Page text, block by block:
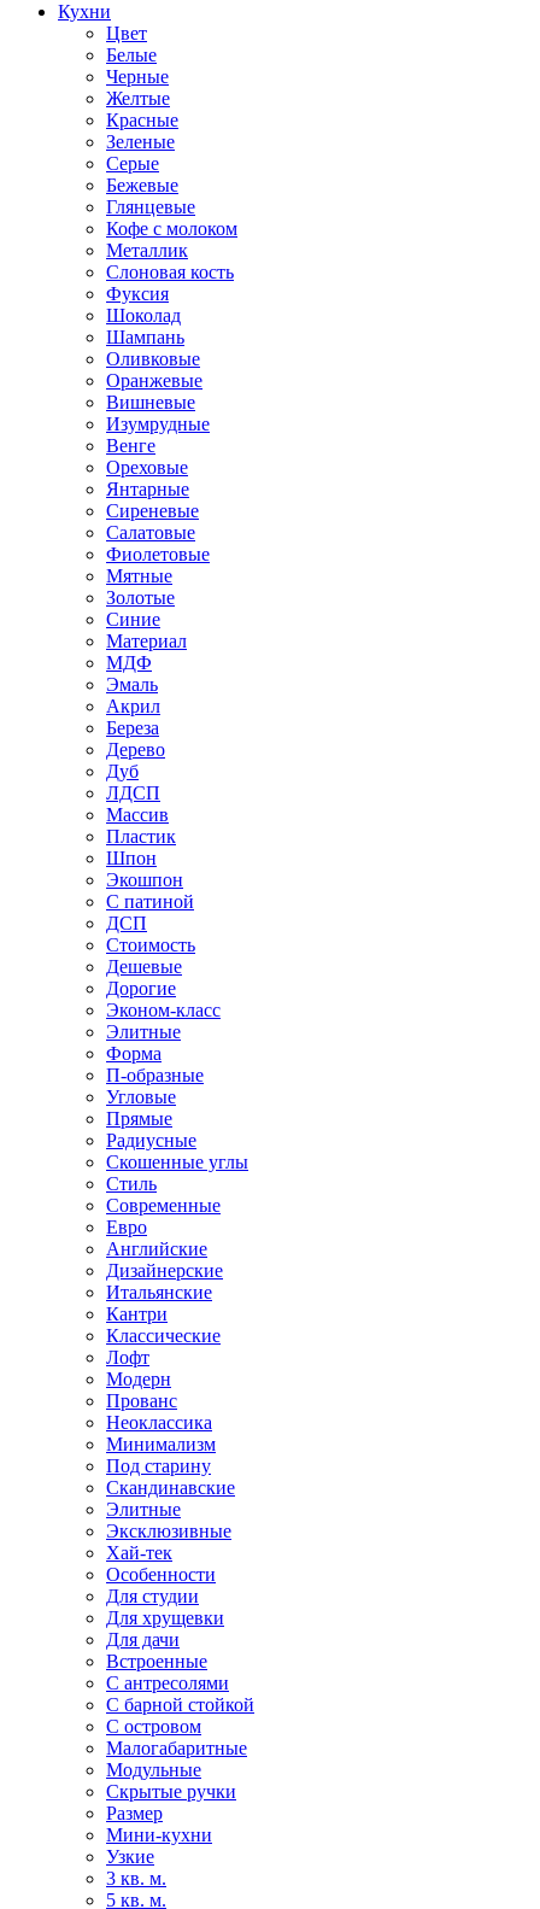
Кухни
Цвет
Белые
Черные
Желтые
Красные
Зеленые
Серые
Бежевые
Глянцевые
Кофе с молоком
Металлик
Слоновая кость
Фуксия
Шоколад
Шампань
Оливковые
Оранжевые
Вишневые
Изумрудные
Венге
Ореховые
Янтарные
Сиреневые
Салатовые
Фиолетовые
Мятные
Золотые
Синие
Материал
МДФ
Эмаль
Акрил
Береза
Дерево
Дуб
ЛДСП
Массив
Пластик
Шпон
Экошпон
С патиной
ДСП
Стоимость
Дешевые
Дорогие
Эконом-класс
Элитные
Форма
П-образные
Угловые
Прямые
Радиусные
Скошенные углы
Стиль
Современные
Евро
Английские
Дизайнерские
Итальянские
Кантри
Классические
Лофт
Модерн
Прованс
Неоклассика
Минимализм
Под старину
Скандинавские
Элитные
Эксклюзивные
Хай-тек
Особенности
Для студии
Для хрущевки
Для дачи
Встроенные
С антресолями
С барной стойкой
С островом
Малогабаритные
Модульные
Скрытые ручки
Размер
Мини-кухни
Узкие
3 кв. м.
5 кв. м.